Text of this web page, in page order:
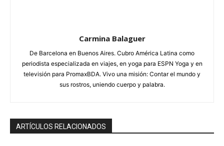
Carmina Balaguer
De Barcelona en Buenos Aires. Cubro América Latina como
periodista especializada en viajes, en yoga para ESPN Yoga y en
televisión para PromaxBDA. Vivo una misión: Contar el mundo y
sus rostros, uniendo cuerpo y palabra.
ARTÍCULOS RELACIONADOS